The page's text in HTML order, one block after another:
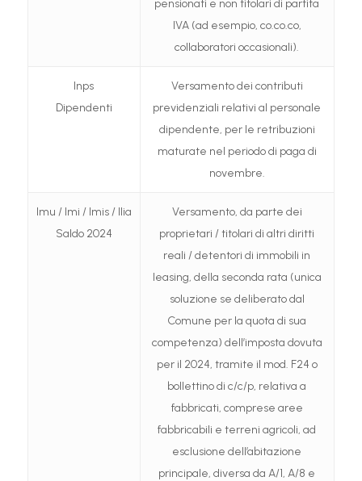
pensionati e non titolari di partita
IVA (ad esempio, co.co.co,
collaboratori occasionali).
Inps
Dipendenti
Versamento dei contributi
previdenziali relativi al personale
dipendente, per le retribuzioni
maturate nel periodo di paga di
novembre.
Imu / Imi / Imis / Ilia
Saldo 2024
Versamento, da parte dei
proprietari / titolari di altri diritti
reali / detentori di immobili in
leasing, della seconda rata (unica
soluzione se deliberato dal
Comune per la quota di sua
competenza) dell’imposta dovuta
per il 2024, tramite il mod. F24 o
bollettino di c/c/p, relativa a
fabbricati, comprese aree
fabbricabili e terreni agricoli, ad
esclusione dell’abitazione
principale, diversa da A/1, A/8 e